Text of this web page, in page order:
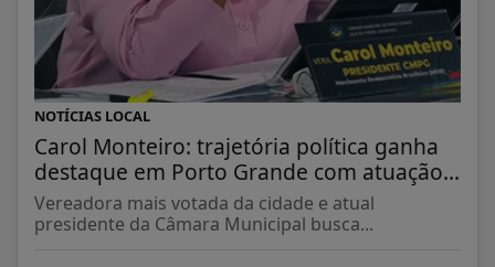
NOTÍCIAS LOCAL
Carol Monteiro: trajetória política ganha
destaque em Porto Grande com atuação...
Vereadora mais votada da cidade e atual
presidente da Câmara Municipal busca...